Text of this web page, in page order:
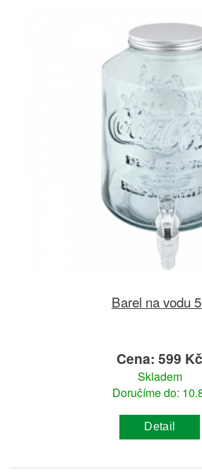
Barel na vodu
Cena: 599 Kč
Skladem
Doručíme do:
Detail